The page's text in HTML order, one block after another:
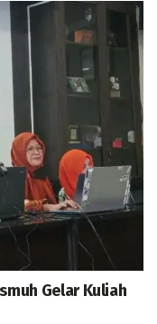
Gelar Kuliah